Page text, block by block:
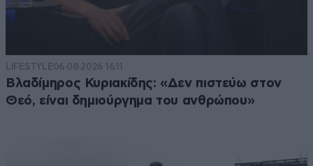
LIFESTYLE06·08·2026 16:11
Βλαδίμηρος Κυριακίδης: «Δεν πιστεύω στον
Θεό, είναι δημιούργημα του ανθρώπου»